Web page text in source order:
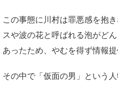
この事態に川村は罪悪感を抱
スや波の花と呼ばれる泡がど
あったため、やむを得ず情報
その中で「仮面の男」という